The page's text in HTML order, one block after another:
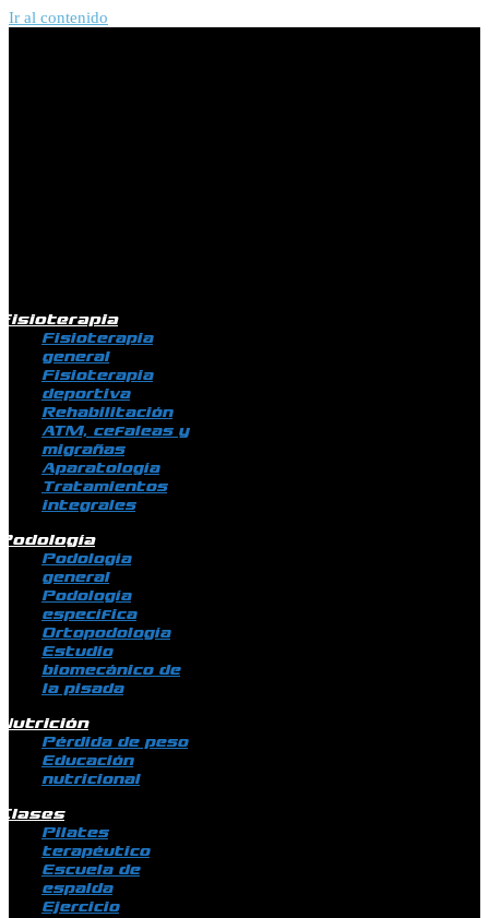
Ir al contenido
Fisioterapia
general
Fisioterapia
deportiva
Rehabilitación
ATM, cefaleas y
migrañas
Aparatología
Tratamientos
integrales
Podología
general
Podología
específica
Ortopodología
Estudio
biomecánico de
la pisada
Pérdida de peso
Educación
nutricional
Pilates
terapéutico
Escuela de
espalda
Ejercicio